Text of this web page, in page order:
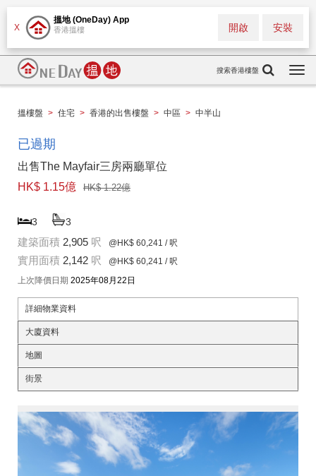
X
搵地 (OneDay) App
香港搵樓 安裝
開啟
搜索香港樓盤
搵樓盤 > 住宅 > 香港的出售樓盤 > 中區 > 中半山
已過期
出售The Mayfair三房兩廳單位
HK$ 1.15億
HK$ 1.22億
3 3
建築面積 2,905 呎 @HK$ 60,241 / 呎
實用面積 2,142 呎 @HK$ 60,241 / 呎
上次降價日期 2025年08月22日
詳細物業資料
大廈資料
地圖
街景